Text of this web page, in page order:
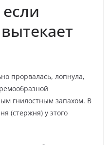
прорвалась, лопнула,
гнилостным запахом. В
(стержня) у этого